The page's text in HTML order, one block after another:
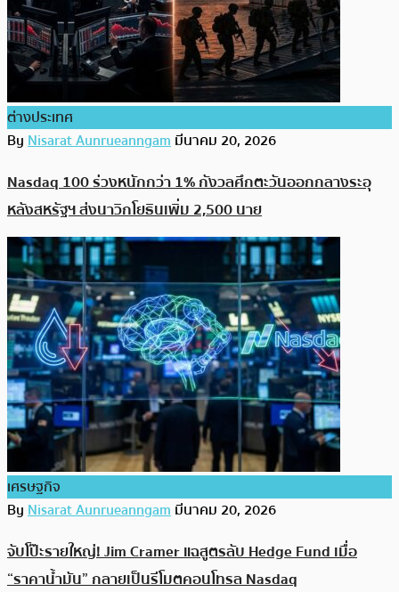
ต่างประเทศ
ByNisarat Aunrueanngamมีนาคม 20, 2026
Nasdaq 100 ร่วงหนักกว่า 1% กังวลศึกตะวันออกกลางระอุ
หลังสหรัฐฯ ส่งนาวิกโยธินเพิ่ม 2,500 นาย
เศรษฐกิจ
ByNisarat Aunrueanngamมีนาคม 20, 2026
จับโป๊ะรายใหญ่! Jim Cramer แฉสูตรลับ Hedge Fund เมื่อ
“ราคาน้ำมัน” กลายเป็นรีโมตคอนโทรล Nasdaq